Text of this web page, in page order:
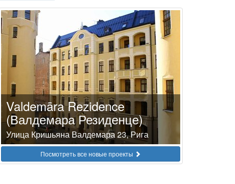
Valdemāra Rezidence
(Валдемара Резиденце)
Улица Кришьяна Валдемара 23, Рига
Посмотреть все новые проекты